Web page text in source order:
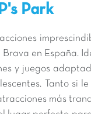
Park
en España.
y juegos
Tanto si
más